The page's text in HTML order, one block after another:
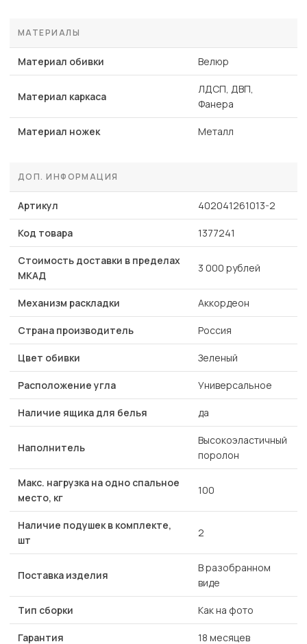
МАТЕРИАЛЫ
Материал обивки Велюр
Материал каркаса
ЛДСП, ДВП,
Фанера
Материал ножек Металл
ДОП. ИНФОРМАЦИЯ
Артикул 402041261013-2
Код товара 1377241
Стоимость доставки в пределах
МКАД
3 000 рублей
Механизм раскладки Аккордеон
Страна производитель Россия
Цвет обивки Зеленый
Расположение угла Универсальное
Наличие ящика для белья да
Наполнитель
Высокоэластичный
поролон
Макс. нагрузка на одно спальное
место, кг
100
Наличие подушек в комплекте,
шт
2
Поставка изделия
В разобранном
виде
Тип сборки Как на фото
Гарантия 18 месяцев